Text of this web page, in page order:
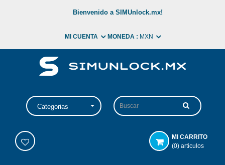
Bienvenido a SIMUnlock.mx!
MI CUENTA MONEDA : MXN
Categorias
MI CARRITO
(0) articulos